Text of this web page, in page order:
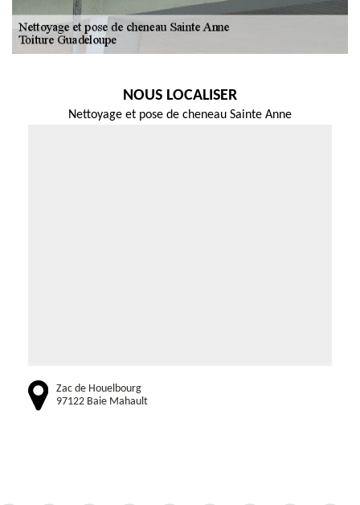
NOUS LOCALISER
Nettoyage et pose de cheneau Sainte Anne
Zac de Houelbourg
97122 Baie Mahault